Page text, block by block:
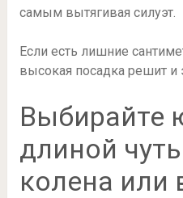
самым вытягивая силуэт.
Если есть лишние
высокая посадка решит и
Выбирайте
длиной
колена или